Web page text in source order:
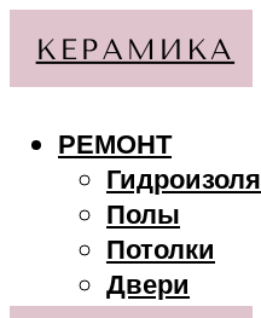
РЕМОНТ
Полы
Потолки
Двери